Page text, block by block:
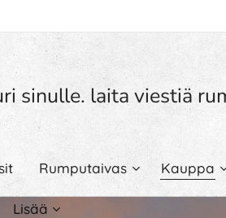
sinulle. laita viestiä
Rumputaivas Kauppa
Lisää